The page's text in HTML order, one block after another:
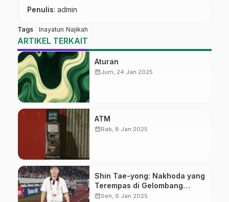
Penulis: admin
Tags Inayatun Najikah
ARTIKEL TERKAIT
Aturan
calendar_monthJum, 24 Jan 2025
ATM
calendar_monthRab, 8 Jan 2025
Shin Tae-yong: Nakhoda yang
Terempas di Gelombang
Perubahan
calendar_monthSen, 6 Jan 2025